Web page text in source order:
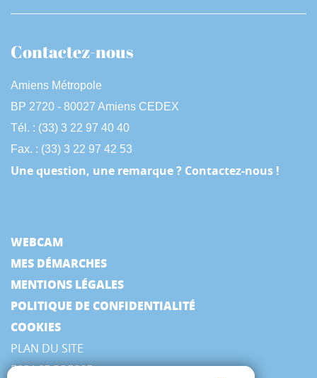
Contactez-nous
Amiens Métropole
BP 2720 - 80027 Amiens CEDEX
Tél. : (33) 3 22 97 40 40
Fax. : (33) 3 22 97 42 53
Une question, une remarque ? Contactez-nous !
WEBCAM
MES DÉMARCHES
MENTIONS LÉGALES
POLITIQUE DE CONFIDENTIALITÉ
COOKIES
PLAN DU SITE
ESPACE PRESSE